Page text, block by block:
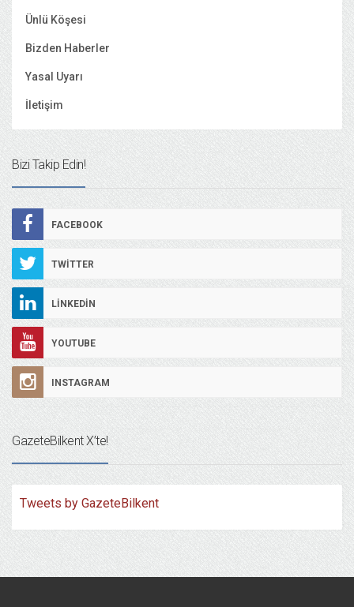
Ünlü Köşesi
Bizden Haberler
Yasal Uyarı
İletişim
Bizi Takip Edin!
FACEBOOK
TWITTER
LINKEDIN
YOUTUBE
INSTAGRAM
GazeteBilkent X’te!
Tweets by GazeteBilkent